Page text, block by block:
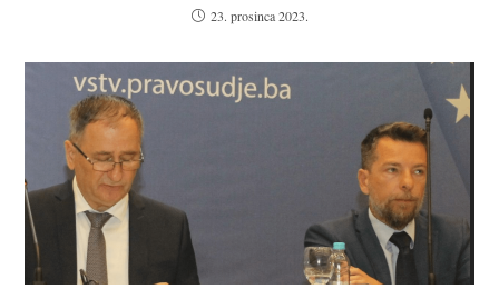
23. prosinca 2023.